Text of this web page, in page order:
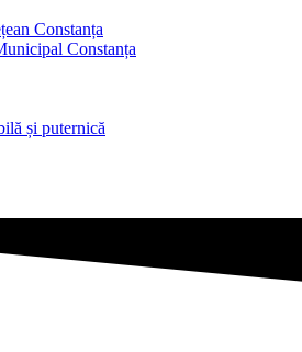
Constanța
Constanța
și puternică